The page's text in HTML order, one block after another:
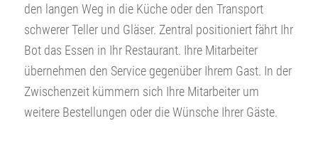
den langen Weg in die Küche oder den Transport
schwerer Teller und Gläser. Zentral positioniert fährt Ihr
Bot das Essen in Ihr Restaurant. Ihre Mitarbeiter
übernehmen den Service gegenüber Ihrem Gast. In der
Zwischenzeit kümmern sich Ihre Mitarbeiter um
weitere Bestellungen oder die Wünsche Ihrer Gäste.